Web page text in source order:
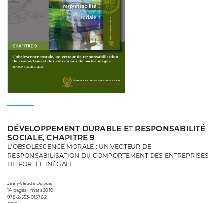
DÉVELOPPEMENT DURABLE ET RESPONSABILITÉ
SOCIALE, CHAPITRE 9
L'OBSOLESCENCE MORALE : UN VECTEUR DE
RESPONSABILISATION DU COMPORTEMENT DES ENTREPRISES
DE PORTÉE INÉGALE
Jean-Claude Dupuis
14 pages • mars 2010
978-2-553-01576-2